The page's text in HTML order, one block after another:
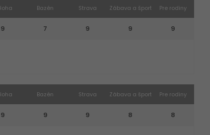
9
Bazén
7
Strava
9
Zábava a šport
9
Pre rodiny
9
9
Bazén
9
Strava
9
Zábava a šport
8
Pre rodiny
8